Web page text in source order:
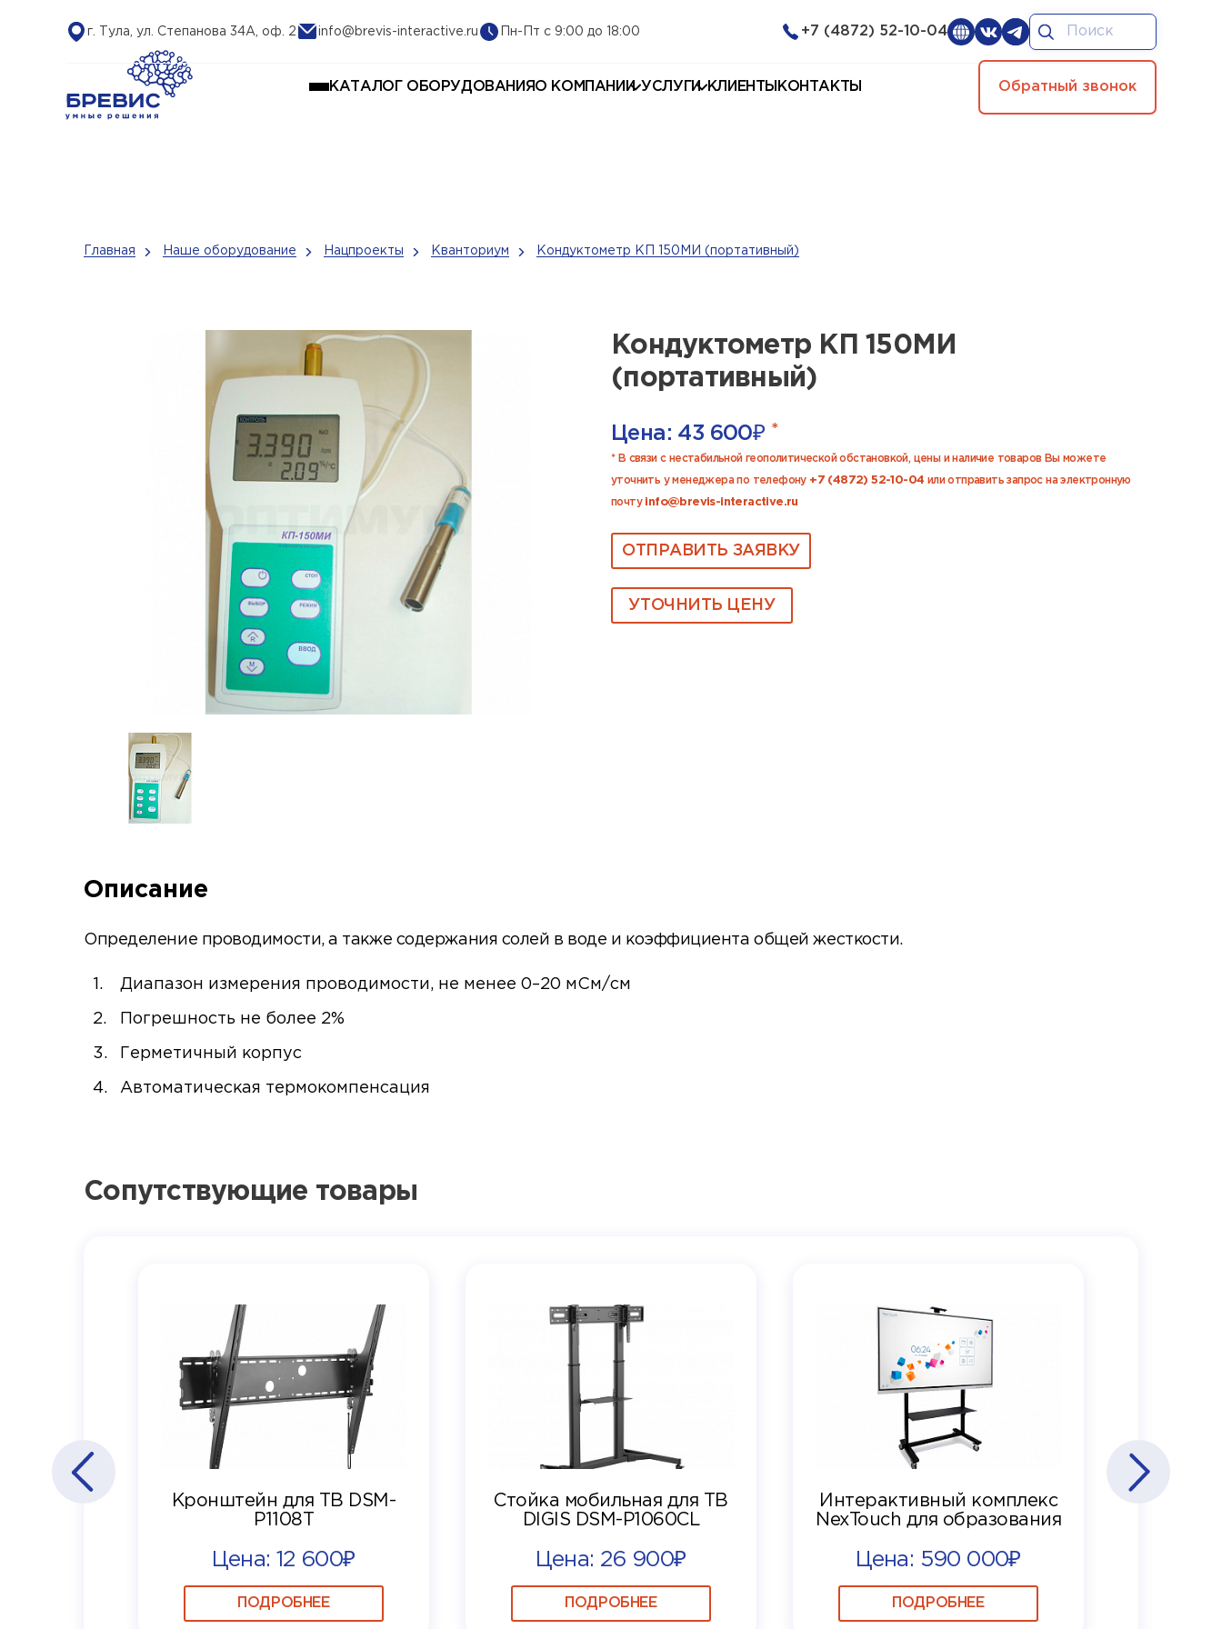
г. Тула, ул. Степанова 34А, оф. 2 info@brevis-interactive.ru Пн-Пт с 9:00 до 18:00 +7 (4872) 52-10-04
КАТАЛОГ ОБОРУДОВАНИЯ О КОМПАНИИ УСЛУГИ КЛИЕНТЫ КОНТАКТЫ Обратный звонок
Главная Наше оборудование Нацпроекты Кванториум Кондуктометр КП 150МИ (портативный)
Кондуктометр КП 150МИ
(портативный)
Цена: 43 600₽ *
* В связи с нестабильной геополитической обстановкой, цены и наличие товаров Вы можете
уточнить у менеджера по телефону +7 (4872) 52-10-04 или отправить запрос на электронную
почту info@brevis-interactive.ru
ОТПРАВИТЬ ЗАЯВКУ
УТОЧНИТЬ ЦЕНУ
Описание
Определение проводимости, а также содержания солей в воде и коэффициента общей жесткости.
Диапазон измерения проводимости, не менее 0–20 мСм/см
Погрешность не более 2%
Герметичный корпус
Автоматическая термокомпенсация
Сопутствующие товары
Кронштейн для ТВ DSM-
P1108T
Цена: 12 600₽
ПОДРОБНЕЕ
Стойка мобильная для ТВ
DIGIS DSM-P1060CL
Цена: 26 900₽
ПОДРОБНЕЕ
Интерактивный комплекс
NexTouch для образования
Цена: 590 000₽
ПОДРОБНЕЕ